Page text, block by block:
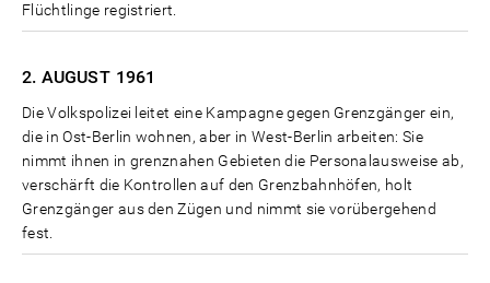
Flüchtlinge registriert.
2. AUGUST 1961
Die Volkspolizei leitet eine Kampagne gegen Grenzgänger ein,
die in Ost-Berlin wohnen, aber in West-Berlin arbeiten: Sie
nimmt ihnen in grenznahen Gebieten die Personalausweise ab,
verschärft die Kontrollen auf den Grenzbahnhöfen, holt
Grenzgänger aus den Zügen und nimmt sie vorübergehend
fest.